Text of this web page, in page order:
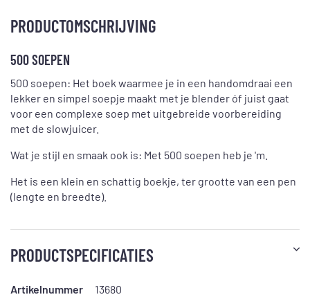
PRODUCTOMSCHRIJVING
500 SOEPEN
500 soepen: Het boek waarmee je in een handomdraai een
lekker en simpel soepje maakt met je blender óf juist gaat
voor een complexe soep met uitgebreide voorbereiding
met de slowjuicer.
Wat je stijl en smaak ook is: Met 500 soepen heb je 'm.
Het is een klein en schattig boekje, ter grootte van een pen
(lengte en breedte).
PRODUCTSPECIFICATIES
Artikelnummer
13680